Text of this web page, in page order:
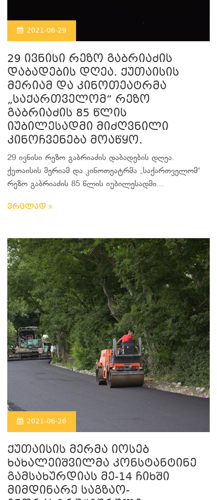
2021-06-29
29 ივნისი რეზო გაბრიაძის
დაბადების დღეა. ქუთაისის
მერიამ და კინოთეატრმა
„საქართველომ“ რეზო
გაბრიაძის 85 წლის
იუბილესადმი მიძღვნილი
კინოჩვენება მოაწყო.
29 ივნისი რეზო გაბრიაძის დაბადების დღეა.
ქუთაისის მერიამ და კინოთეატრმა „საქართველომ“
რეზო გაბრიაძის 85 წლის იუბილესადმი...
ვრცლად
2021-06-26
ქუთაისის მერმა იოსებ
ხახალეიშვილმა კონსტანტინე
გამსახურდიას მე-14 ჩიხში
მიმდინარე საგზაო-